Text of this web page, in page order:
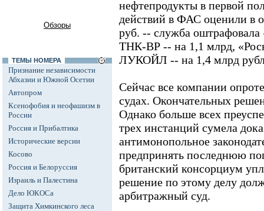
Обзоры
ТЕМЫ НОМЕРА
Признание независимости
Абхазии и Южной Осетии
Автопром
Ксенофобия и неофашизм в
России
Россия и Прибалтика
Исторические версии
Косово
Россия и Белоруссия
Израиль и Палестина
Дело ЮКОСа
Защита Химкинского леса
нефтепродукты в первой
действий в ФАС оценили в
руб. -- служба
ТНК-ВР -- на 1,1 млрд,
ЛУКОЙЛ -- на 1,4 млрд
Сейчас все компании
судах. Окончательных
Однако больше всех
трех инстанций сумела
антимонопольное
предпринять последнюю
британский консорциум
решение по этому делу
арбитражный суд.